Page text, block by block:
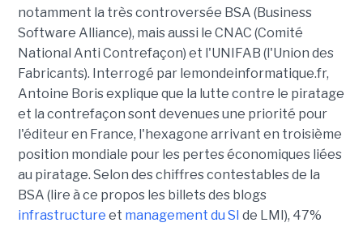
notamment la très controversée BSA (Business
Software Alliance), mais aussi le CNAC (Comité
National Anti Contrefaçon) et l'UNIFAB (l'Union des
Fabricants). Interrogé par lemondeinformatique.fr,
Antoine Boris explique que la lutte contre le piratage
et la contrefaçon sont devenues une priorité pour
l'éditeur en France, l'hexagone arrivant en troisième
position mondiale pour les pertes économiques liées
au piratage. Selon des chiffres contestables de la
BSA (lire à ce propos les billets des blogs
infrastructure et management du SI de LMI), 47%